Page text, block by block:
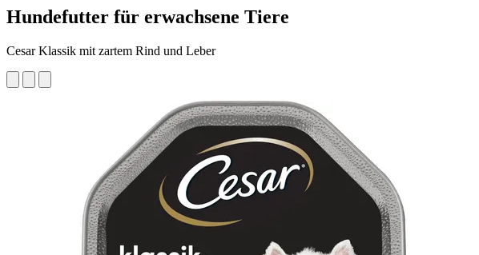
Hundefutter für erwachsene Tiere
Cesar Klassik mit zartem Rind und Leber